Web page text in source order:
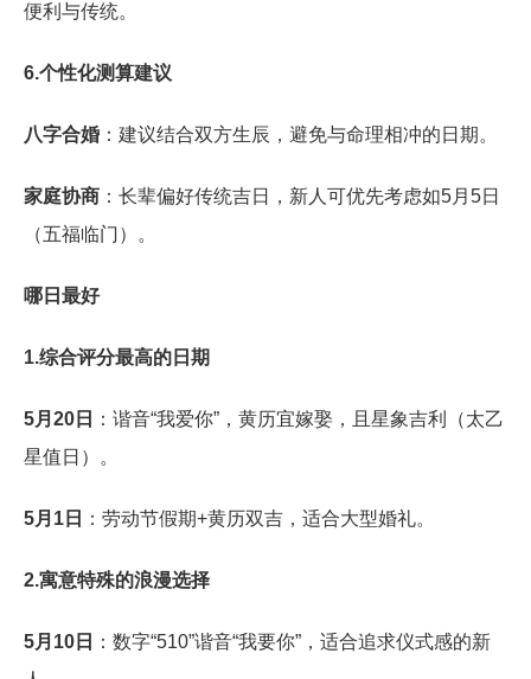
便利与传统。
6.个性化测算建议
八字合婚 ：建议结合双方生辰，避免与命理相冲的日期。
家庭协商 ：长辈偏好传统吉日，新人可优先考虑如5月5日
（五福临门）。
哪日最好
1.综合评分最高的日期
5月20日
：谐音“我爱你”，黄历宜嫁娶，且星象吉利（太乙
星值日）。
5月1日 ：劳动节假期+黄历双吉，适合大型婚礼。
2.寓意特殊的浪漫选择
5月10日
：数字“510”谐音“我要你”，适合追求仪式感的新